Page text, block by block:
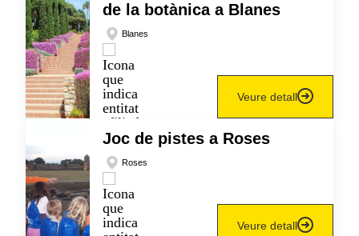
de la botànica a Blanes
Blanes
Veure detall
Joc de pistes a Roses
Roses
Veure detall